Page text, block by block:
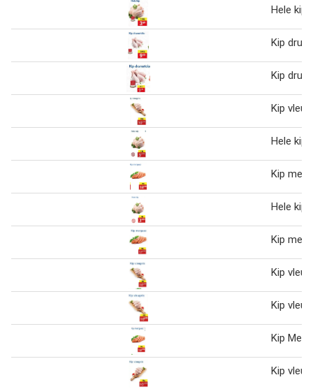
Hele kip
Kip
Kip
Kip
Hele kip
Kip
Hele kip
Kip
Kip
Kip
Kip
Kip